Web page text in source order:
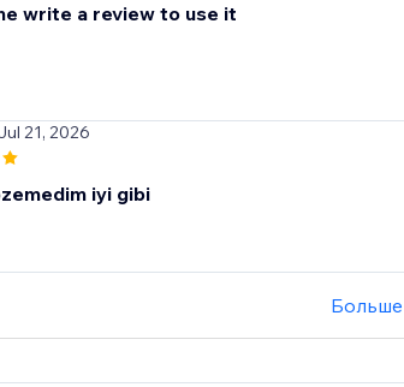
write a review to use it
21, 2026
iyi gibi